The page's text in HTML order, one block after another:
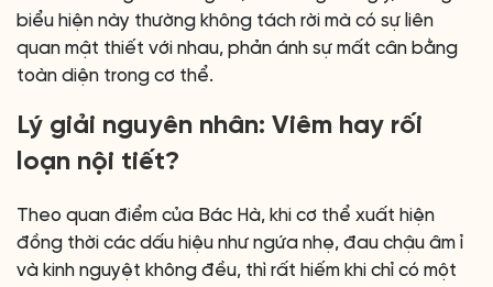
biểu hiện này thường không tách rời mà có sự liên
quan mật thiết với nhau, phản ánh sự mất cân bằng
toàn diện trong cơ thể.
Lý giải nguyên nhân: Viêm hay rối
loạn nội tiết?
Theo quan điểm của Bác Hà, khi cơ thể xuất hiện
đồng thời các dấu hiệu như ngứa nhẹ, đau chậu âm ỉ
và kinh nguyệt không đều, thì rất hiếm khi chỉ có một